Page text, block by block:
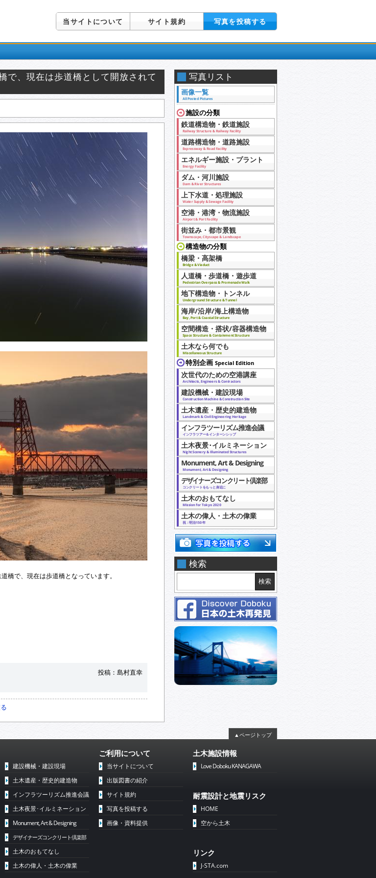
当サイトについて サイト規約 写真を投稿する
で、現在は歩道橋として開放されて
橋で、現在は歩道橋となっています。
投稿：島村直幸
写真リスト
画像一覧
All Posted Pictures
施設の分類
鉄道構造物・鉄道施設
Railway Structure & Railway Facility
道路構造物・道路施設
Expressway & Road Facility
エネルギー施設・プラント
Energy Facility
ダム・河川施設
Dam & River Structures
上下水道・処理施設
Water Supply & Sewage Facility
空港・港湾・物流施設
Airport & Port Facility
街並み・都市景観
Townscape, Cityscape & Landscape
構造物の分類
橋梁・高架橋
Bridge & Viaduct
人道橋・歩道橋・遊歩道
Pedestrian Overpass & Promenade Walk
地下構造物・トンネル
Underground Structure & Tunnel
海岸/沿岸/海上構造物
Bay, Port & Coastal Structure
空間構造・搭状/容器構造物
Space Structure & Containment Structure
土木なら何でも
Miscellaneous Structure
特別企画 Special Edition
次世代のための空港講座
Architects, Engineers & Contractors
建設機械・建設現場
Construction Machine & Construction Site
土木遺産・歴史的建造物
Landmark & Civil Engineering Heritage
インフラツーリズム推進会議
インフラツアー＆インターンシップ
土木夜景･イルミネーション
Night Scenery & Illuminated Structures
Monument, Art & Designing
Monument, Art & Designing
デザイナーズコンクリート倶楽部
コンクリートをもっと身近に
土木のおもてなし
Mission for Tokyo 2020
土木の偉人・土木の偉業
祝：明治150年
検索
検索
▲ページトップ
建設機械・建設現場
土木遺産・歴史的建造物
インフラツーリズム推進会議
土木夜景･イルミネーション
Monument, Art & Designing
デザイナーズコンクリート倶楽部
土木のおもてなし
土木の偉人・土木の偉業
ご利用について
当サイトについて
出版図書の紹介
サイト規約
写真を投稿する
画像・資料提供
土木施設情報
Love Doboku KANAGAWA
耐震設計と地震リスク
HOME
空から土木
リンク
J-STA.com